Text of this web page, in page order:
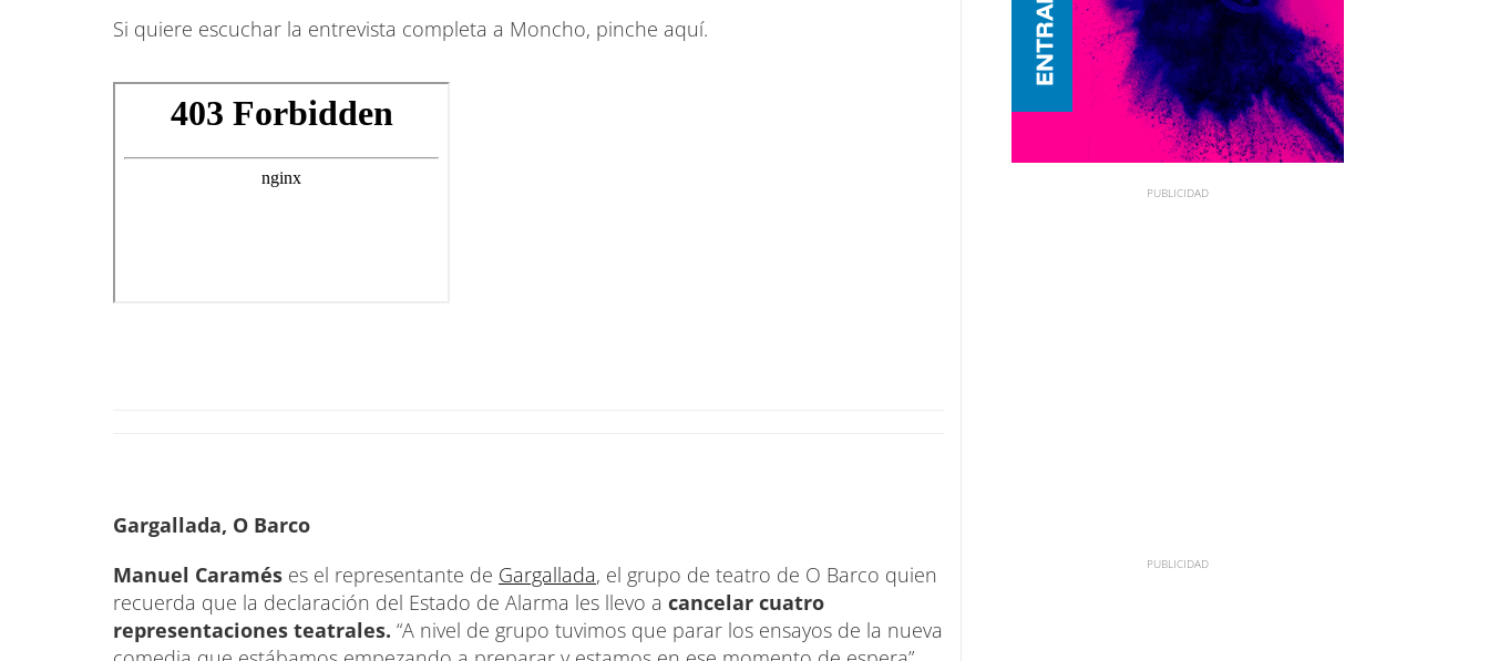
Si quiere escuchar la entrevista completa a Moncho, pinche aquí.
Gargallada, O Barco
Manuel Caramés es el representante de Gargallada, el grupo de teatro de O Barco quien
recuerda que la declaración del Estado de Alarma les llevo a cancelar cuatro
representaciones teatrales. “A nivel de grupo tuvimos que parar los ensayos de la nueva